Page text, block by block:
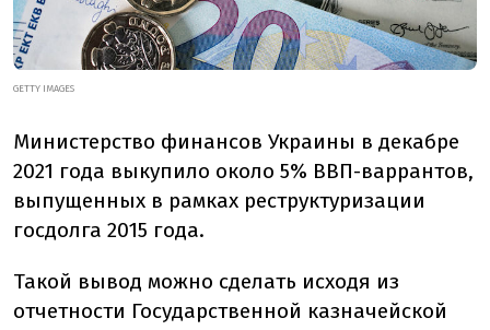
GETTY IMAGES
Министерство финансов Украины в декабре
2021 года выкупило около 5% ВВП-варрантов,
выпущенных в рамках реструктуризации
госдолга 2015 года.
Такой вывод можно сделать исходя из
отчетности Государственной казначейской